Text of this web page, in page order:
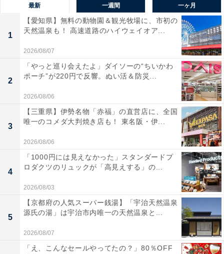
最新 一週間 一ヶ月
1
【愛知県】無料の動物園＆観光牧場に、市初の
天然温泉も！ 高速道路のハイウェイオア...
2026/08/07
2
「やっと巡り会えたよ」ダイソーの“ちいかわ
ポーチ”が220円で反響。ぬい活＆防災...
2026/08/06
3
【三重県】伊勢名物「赤福」の直営店に、全国
唯一のコメダ大判焼き店も！ 東名阪・伊...
2026/08/06
4
「1000円には見えなかった」スタンダードプ
ロダクツのリュックが「高見えする」の...
2026/08/03
5
【京都府の人気スーパー銭湯】「宇治天然温泉
源氏の湯」は宇治市内唯一の天然温泉と...
2026/08/07
「え、こんなセールやってたの？」80％OFF